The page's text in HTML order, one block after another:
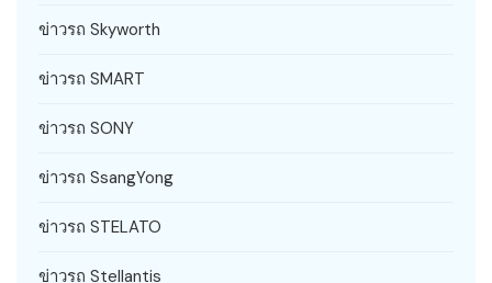
ข่าวรถ Skyworth
ข่าวรถ SMART
ข่าวรถ SONY
ข่าวรถ SsangYong
ข่าวรถ STELATO
ข่าวรถ Stellantis